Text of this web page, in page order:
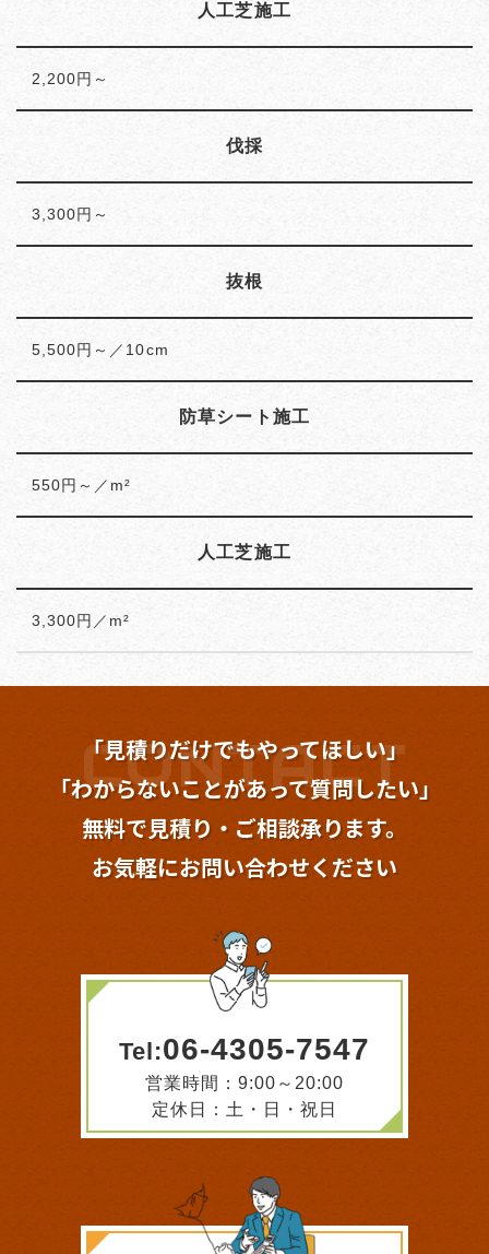
人工芝施工
2,200円～
伐採
3,300円～
抜根
5,500円～／10cm
防草シート施工
550円～／m²
人工芝施工
3,300円／m²
「見積りだけでもやってほしい」
「わからないことがあって質問したい」
無料で見積り・ご相談承ります。
お気軽にお問い合わせください
Tel:06-4305-7547
営業時間：9:00～20:00
定休日：土・日・祝日